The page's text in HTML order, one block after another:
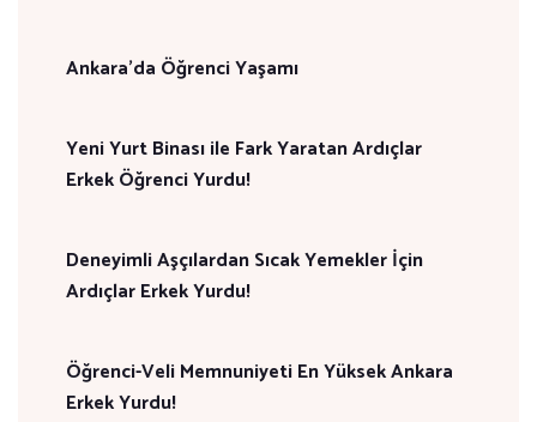
Ankara'da Öğrenci Yaşamı
Yeni Yurt Binası ile Fark Yaratan Ardıçlar
Erkek Öğrenci Yurdu!
Deneyimli Aşçılardan Sıcak Yemekler İçin
Ardıçlar Erkek Yurdu!
Öğrenci-Veli Memnuniyeti En Yüksek Ankara
Erkek Yurdu!